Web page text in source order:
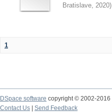
Bratislave, 2020)
1
DSpace software copyright © 2002-2016
Contact Us
Send Feedback